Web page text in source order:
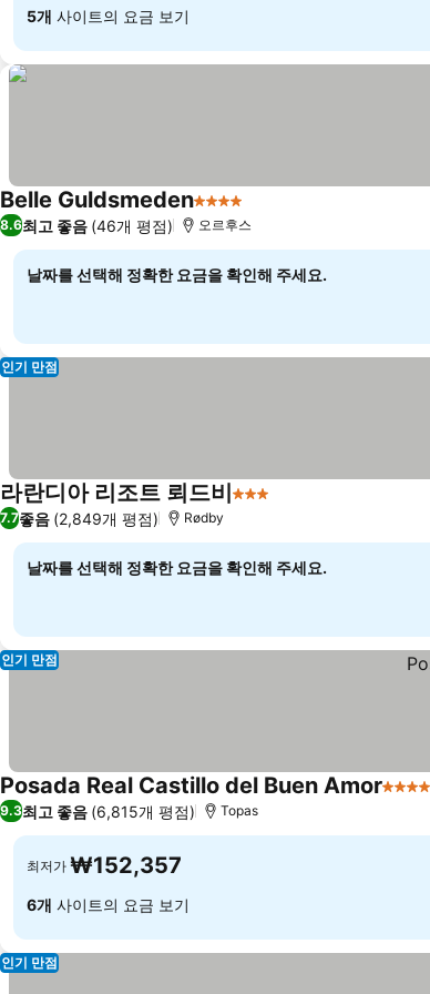
5개 사이트의 요금 보기
Belle Guldsmeden4 성급
8.6최고 좋음 (46개 평점) 오르후스
날짜를 선택해 정확한 요금을 확인해 주세요.
인기 만점
라란디아 리조트 뢰드비3 성급
7.7좋음 (2,849개 평점) Rødby
날짜를 선택해 정확한 요금을 확인해 주세요.
인기 만점
Posada Real Castillo del Buen Amor4 성급
9.3최고 좋음 (6,815개 평점) Topas
최저가 ₩152,357
6개 사이트의 요금 보기
인기 만점